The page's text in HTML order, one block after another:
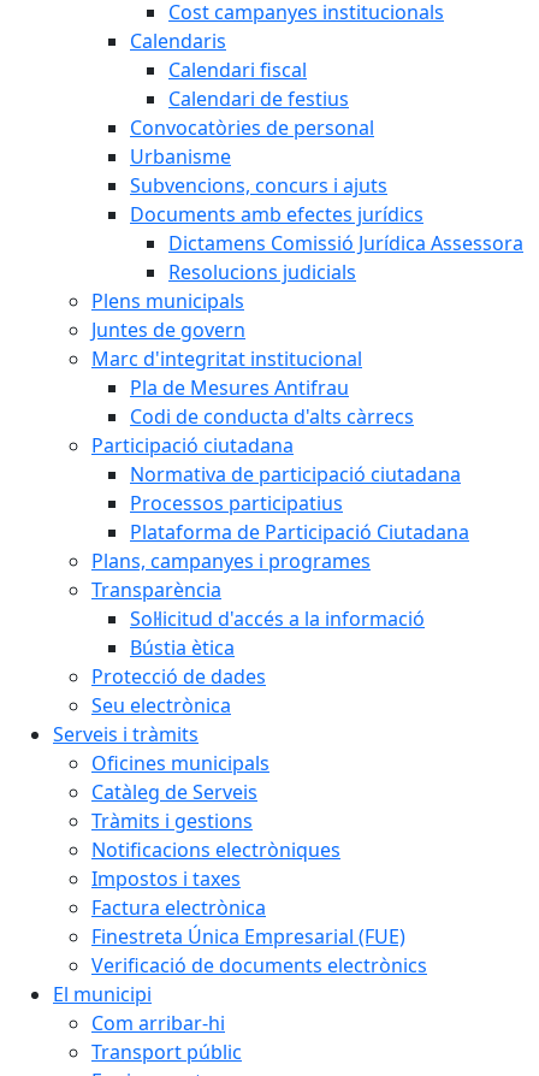
Cost campanyes institucionals
Calendaris
Calendari fiscal
Calendari de festius
Convocatòries de personal
Urbanisme
Subvencions, concurs i ajuts
Documents amb efectes jurídics
Dictamens Comissió Jurídica Assessora
Resolucions judicials
Plens municipals
Juntes de govern
Marc d'integritat institucional
Pla de Mesures Antifrau
Codi de conducta d'alts càrrecs
Participació ciutadana
Normativa de participació ciutadana
Processos participatius
Plataforma de Participació Ciutadana
Plans, campanyes i programes
Transparència
Sol·licitud d'accés a la informació
Bústia ètica
Protecció de dades
Seu electrònica
Serveis i tràmits
Oficines municipals
Catàleg de Serveis
Tràmits i gestions
Notificacions electròniques
Impostos i taxes
Factura electrònica
Finestreta Única Empresarial (FUE)
Verificació de documents electrònics
El municipi
Com arribar-hi
Transport públic